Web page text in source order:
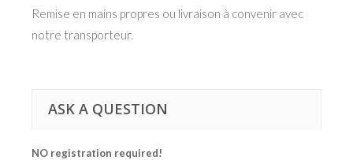
Remise en mains propres ou livraison à convenir avec
notre transporteur.
ASK A QUESTION
NO registration required!